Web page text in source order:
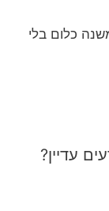
כלום בלי